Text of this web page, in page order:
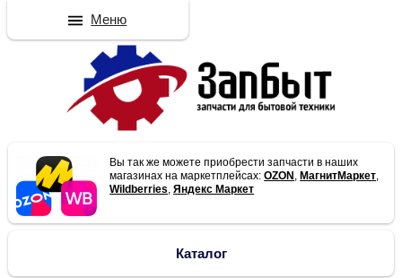
Вы так же можете приобрести запчасти в наших
магазинах на маркетплейсах:OZON , МагнитМаркет,
Wildberries,Яндекс Маркет
Каталог
Меню